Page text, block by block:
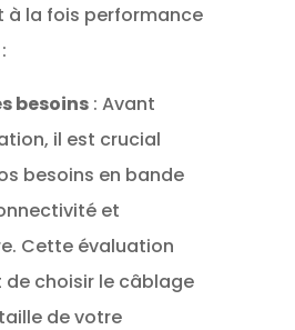
à la fois performance
besoins: Avant
il est crucial
besoins en bande
et
Cette évaluation
choisir le câblage
de votre